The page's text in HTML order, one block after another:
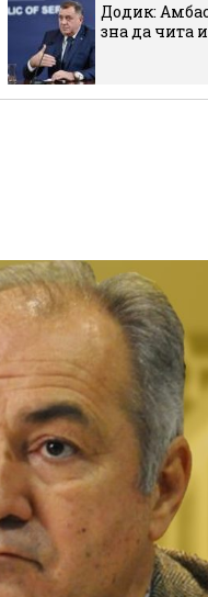
Додик:
зна да чита